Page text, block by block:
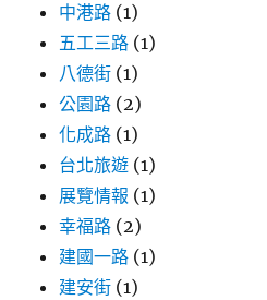
中港路 (1)
五工三路 (1)
八德街 (1)
公園路 (2)
化成路 (1)
台北旅遊 (1)
展覽情報 (1)
幸福路 (2)
建國一路 (1)
建安街 (1)